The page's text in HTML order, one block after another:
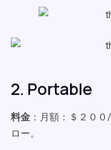
2. Portable
料金 ：月額：＄２０
ロー。